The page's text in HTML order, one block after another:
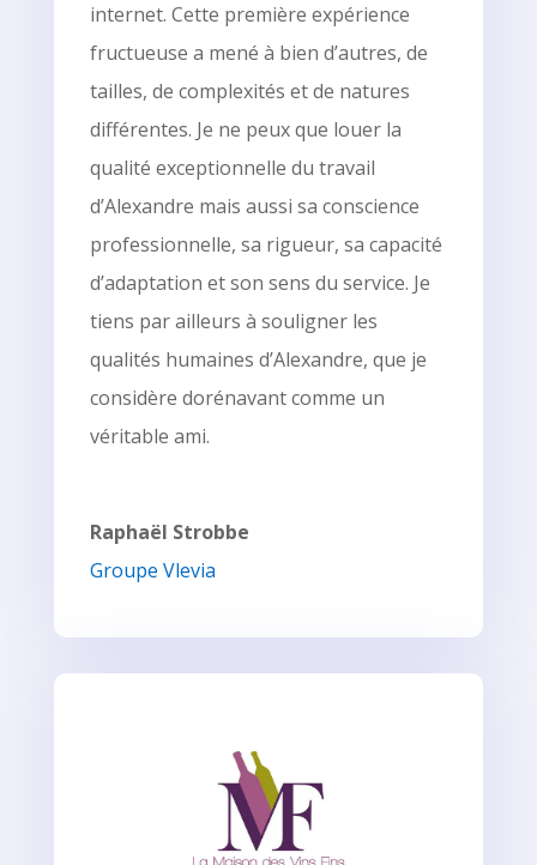
internet. Cette première expérience
fructueuse a mené à bien d’autres, de
tailles, de complexités et de natures
différentes. Je ne peux que louer la
qualité exceptionnelle du travail
d’Alexandre mais aussi sa conscience
professionnelle, sa rigueur, sa capacité
d’adaptation et son sens du service. Je
tiens par ailleurs à souligner les
qualités humaines d’Alexandre, que je
considère dorénavant comme un
véritable ami.
Raphaël Strobbe
Groupe Vlevia